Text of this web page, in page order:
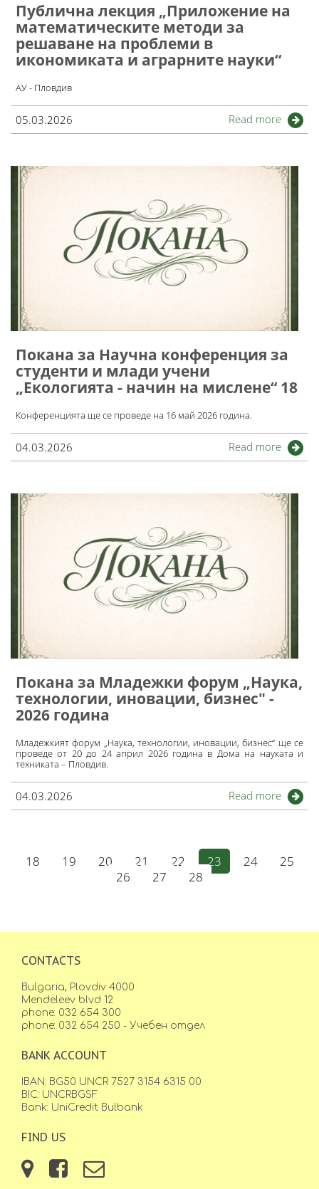
Публична лекция „Приложение на
математическите методи за
решаване на проблеми в
икономиката и аграрните науки“
АУ - Пловдив
05.03.2026 Read more
Покана за Научна конференция за
студенти и млади учени
„Екологията - начин на мислене“ 18
Конференцията ще се проведе на 16 май 2026 година.
04.03.2026 Read more
Покана за Младежки форум „Наука,
технологии, иновации, бизнес" -
2026 година
Младежкият форум „Наука, технологии, иновации, бизнес“ ще се
проведе от 20 до 24 април 2026 година в Дома на науката и
техниката – Пловдив.
04.03.2026 Read more
18 19 20 21 22 23 24
25
26
27 28
CONTACTS
Bulgaria, Plovdiv 4000
Mendeleev blvd 12
phone: 032 654 300
phone: 032 654 250 - Учебен отдел
BANK ACCOUNT
IBAN: BG50 UNCR 7527 3154 6315 00
BIC: UNCRBGSF
Bank: UniCredit Bulbank
FIND US